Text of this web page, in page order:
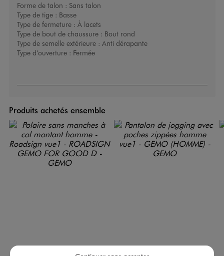
Forme de talon : Sans talon
Type de tige : Basse
Type de fermeture : À lacets
Type de bout de chaussure : Bout rond
Type de semelle extérieure : Anti dérapante
Type d’ouverture : Fermée
Produits achetés ensemble